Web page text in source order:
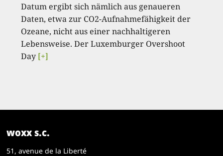
Datum ergibt sich nämlich aus genaueren
Daten, etwa zur CO2-Aufnahmefähigkeit der
Ozeane, nicht aus einer nachhaltigeren
Lebensweise. Der Luxemburger Overshoot
Day [+]
woxx s.c.
51, avenue de la Liberté